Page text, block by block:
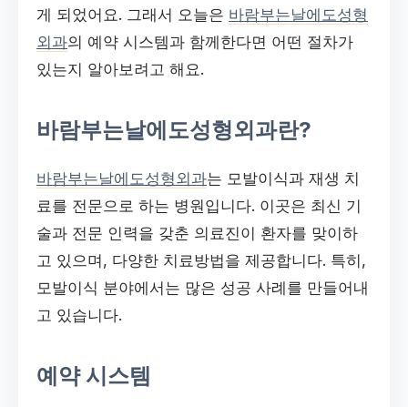
게 되었어요. 그래서 오늘은 바람부는날에도성형
외과의 예약 시스템과 함께한다면 어떤 절차가
있는지 알아보려고 해요.
바람부는날에도성형외과란?
바람부는날에도성형외과는 모발이식과 재생 치
료를 전문으로 하는 병원입니다. 이곳은 최신 기
술과 전문 인력을 갖춘 의료진이 환자를 맞이하
고 있으며, 다양한 치료방법을 제공합니다. 특히,
모발이식 분야에서는 많은 성공 사례를 만들어내
고 있습니다.
예약 시스템